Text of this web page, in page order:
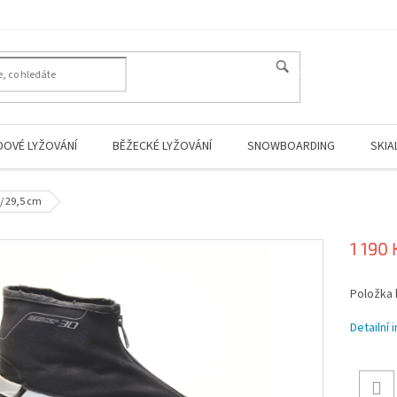
LYŽOVÁNÍ BĚŽECKÉ LYŽOVÁNÍ SNOWBOARDING
29,5 cm
1 190
cena:
Detailní